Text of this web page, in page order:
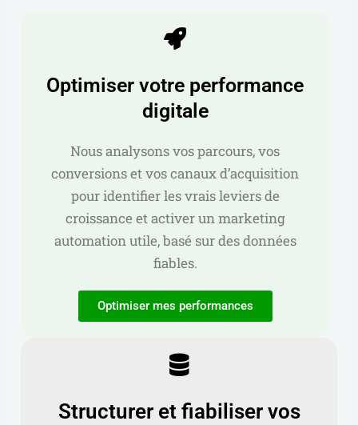
Optimiser votre performance
digitale
Nous analysons vos parcours, vos
conversions et vos canaux d’acquisition
pour identifier les vrais leviers de
croissance et activer un marketing
automation utile, basé sur des données
fiables.
Optimiser mes performances
Structurer et fiabiliser vos